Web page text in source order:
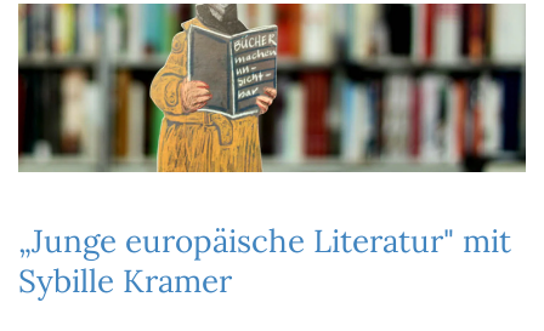
„Junge europäische Literatur" mit
Sybille Kramer